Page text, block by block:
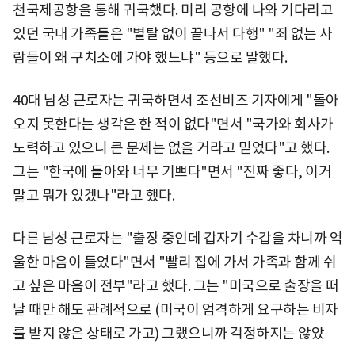
천국제공항을 통해 귀국했다. 미리 공항에 나와 기다리고
있던 국내 가족들은 "별탈 없이 끝나서 다행" "죄 없는 사
람들이 왜 구치소에 가야 했느냐" 등으로 말했다.
40대 남성 근로자는 귀국하면서 조선비즈 기자에게 "돌아
오지 못한다는 생각은 한 적이 없다"면서 "국가와 회사가
노력하고 있으니 큰 문제는 없을 거라고 믿었다"고 했다.
그는 "한국에 돌아와 너무 기쁘다"면서 "진짜 좋다, 이거
말고 뭐가 있겠나"라고 했다.
다른 남성 근로자는 "출장 중인데 갑자기 수갑을 차니까 억
울한 마음이 들었다"면서 "빨리 집에 가서 가족과 함께 쉬
고 싶은 마음이 전부"라고 했다. 그는 "미국으로 출장을 떠
날 때만 해도 관례적으로 (미국이 엄격하게 요구하는 비자
를 받지 않은 상태로 가고) 그랬으니까 걱정하지는 않았